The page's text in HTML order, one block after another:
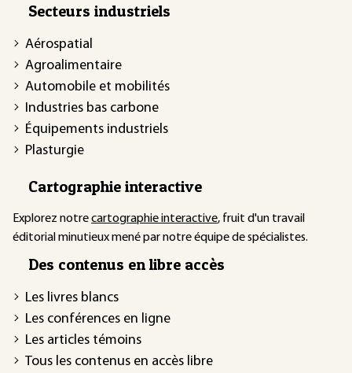
Secteurs industriels
Aérospatial
Agroalimentaire
Automobile et mobilités
Industries bas carbone
Équipements industriels
Plasturgie
Cartographie interactive
Explorez notrecartographie interactive, fruit d'un travail
éditorial minutieux mené par notre équipe de spécialistes.
Des contenus en libre accès
Les livres blancs
Les conférences en ligne
Les articles témoins
Tous les contenus en accès libre